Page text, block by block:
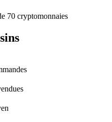
70 cryptomonnaies